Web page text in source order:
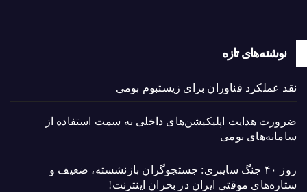
نوشته‌های تازه
نقد عملکرد فناوران برای زیستبوم بومی
ضرورت هدایت اپلیکیشن‌های داخلی به سمت استفاده از
سامانه‌های بومی
روز ۴۰ جنگ سایبری: جستجوگران بازنشسته، ضعیف و
ستاره‌های موقتی ایران در بحران اینترنت!